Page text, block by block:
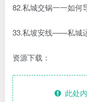
82.私城交锅一一如何
33.私坡安线——私城
资源下载：
此处内